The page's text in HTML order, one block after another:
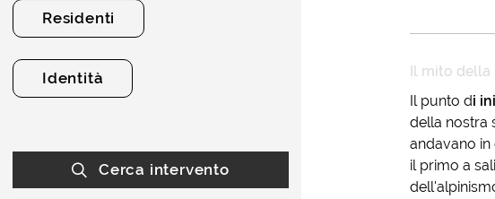
Residenti
Identità
Cerca intervento
Il mito della
Il punto di
della nostra
andavano
il primo a